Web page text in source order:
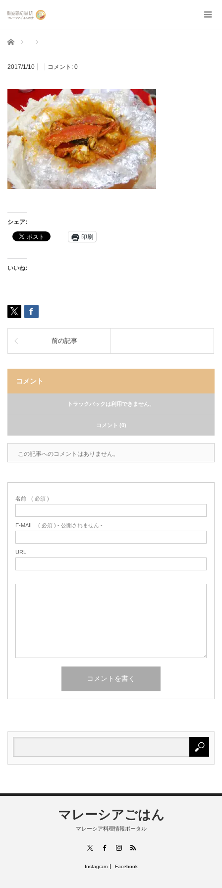
ホーム
2017/1/10 コメント: 0
シェア:
印刷
いいね:
前の記事
コメント
トラックバックは利用できません。
コメント (0)
この記事へのコメントはありません。
名前 ( 必須 )
E-MAIL ( 必須 ) - 公開されません -
URL
マレーシアごはん
マレーシア料理情報ポータル
FacebookInstagram
RSS
Instagram Facebook